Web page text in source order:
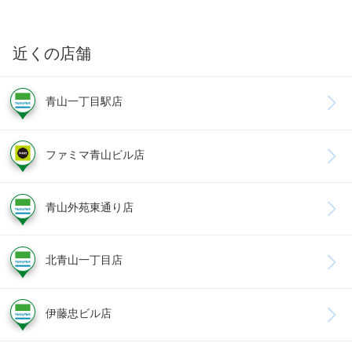
近くの店舗
青山一丁目駅店
ファミマ青山ビル店
青山外苑東通り店
北青山一丁目店
伊藤忠ビル店